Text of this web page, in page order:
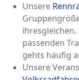
Unsere
passenden
gehts häufig
Unsere